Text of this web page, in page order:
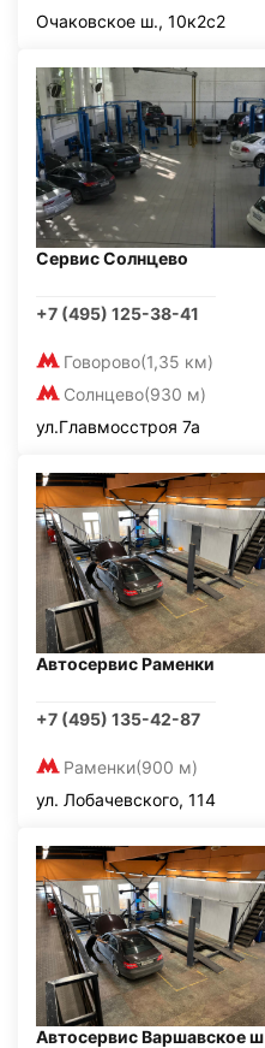
Очаковское ш., 10к2с2
Сервис Солнцево
+7 (495) 125-38-41
Говорово(1,35 км)
Солнцево(930 м)
ул.Главмосстроя 7а
Автосервис Раменки
+7 (495) 135-42-87
Раменки(900 м)
ул. Лобачевского, 114
Автосервис Варшавское ш